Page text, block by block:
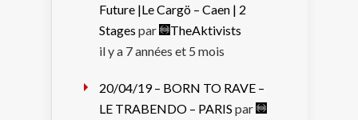
Future |Le Cargö – Caen | 2
Stages par
TheAktivists
il y a 7 années et 5 mois
20/04/19 – BORN TO RAVE –
LE TRABENDO – PARIS par